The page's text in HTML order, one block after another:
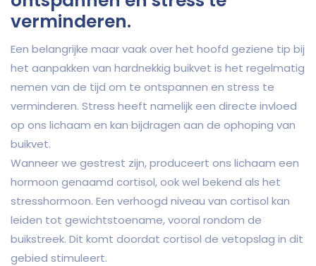
verminderen.
Een belangrijke maar vaak over het hoofd geziene tip bij
het aanpakken van hardnekkig buikvet is het regelmatig
nemen van de tijd om te ontspannen en stress te
verminderen. Stress heeft namelijk een directe invloed
op ons lichaam en kan bijdragen aan de ophoping van
buikvet.
Wanneer we gestrest zijn, produceert ons lichaam een
hormoon genaamd cortisol, ook wel bekend als het
stresshormoon. Een verhoogd niveau van cortisol kan
leiden tot gewichtstoename, vooral rondom de
buikstreek. Dit komt doordat cortisol de vetopslag in dit
gebied stimuleert.